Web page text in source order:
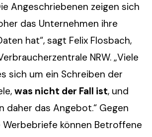
Angeschriebenen zeigen sich
das Unternehmen ihre
hat“, sagt Felix Flosbach,
NRW. „Viele
sich um ein Schreiben der
was nicht der Fall ist, und
daher das Angebot.“ Gegen
können Betroffene